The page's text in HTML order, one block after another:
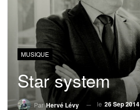
MUSIQUE
Star system
ParHervé Lévy le 26 Sep 2014